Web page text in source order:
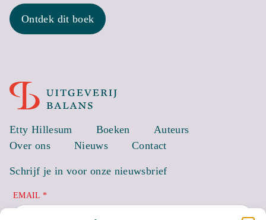
Ontdek dit boek
Etty Hillesum Boeken
Auteurs
Over ons
Nieuws Contact
Schrijf je in voor onze nieuwsbrief
EMAIL *